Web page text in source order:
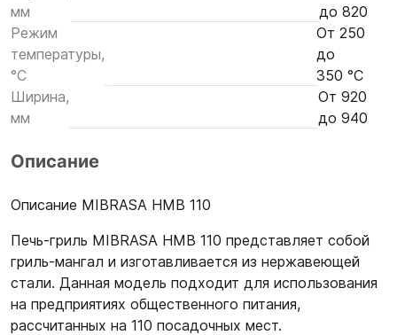
мм
до 820
Режим
температуры,
°С
От 250
до
350 °С
Ширина,
мм
От 920
до 940
Описание
Описание MIBRASA HMB 110
Печь-гриль MIBRASA HMB 110 представляет собой
гриль-мангал и изготавливается из нержавеющей
стали. Данная модель подходит для использования
на предприятиях общественного питания,
рассчитанных на 110 посадочных мест.